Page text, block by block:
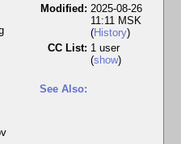
Modified: 2025-08-26
11:11 MSK
(History)
CC List: 1 user
(show)
See Also: